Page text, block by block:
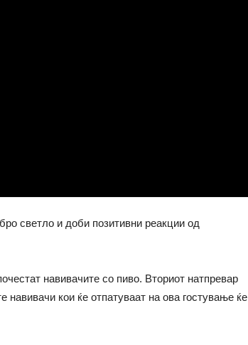
светло и доби позитивни реакции од
навивачите со пиво. Вториот натпревар
навивачи кои ќе отпатуваат на ова гостување ќе